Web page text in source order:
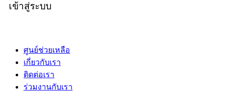
เข้าสู่ระบบ
ศูนย์ช่วยเหลือ
เกี่ยวกับเรา
ติดต่อเรา
ร่วมงานกับเรา